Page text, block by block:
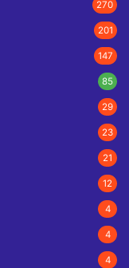
270
201
147
85
29
23
21
12
4
4
4